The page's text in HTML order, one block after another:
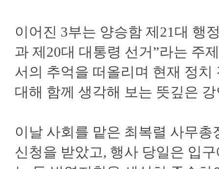
이어진 3부는 양승함 제21대 행
과 제20대 대통령 선거”라는 주
서의 추억을 떠올리며 현재 정
대해 함께 생각해 보는 뜻깊은
이날 사회를 맡은 최복렬 사무
신청을 받았고, 행사 당일은 입